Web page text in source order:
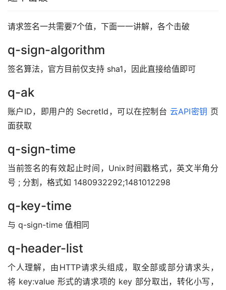
请求签名一共需要7个值，下面一一讲解，各个击破
q-sign-algorithm
签名算法，官方目前仅支持 sha1，因此直接给值即可
q-ak
账户ID，即用户的 SecretId，可以在控制台 云API密钥 页
面获取
q-sign-time
当前签名的有效起止时间，Unix时间戳格式，英文半角分
号 ; 分割，格式如 1480932292;1481012298
q-key-time
与 q-sign-time 值相同
q-header-list
个人理解，由HTTP请求头组成，取全部或部分请求头，
将 key:value 形式的请求项的 key 部分取出，转化小写，